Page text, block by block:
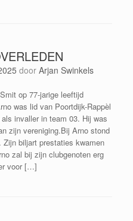
door Arjan Swinkels
op 77-jarige leeftijd
was lid van Poortdijk-Rappèl
invaller in team 03. Hij was
zijn vereniging.Bij Arno stond
Zijn biljart prestaties kwamen
zal bij zijn clubgenoten erg
voor […]